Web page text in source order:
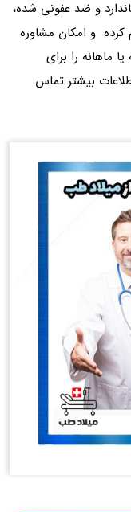
و ضد عفونی شده،
کرده و امکان مشاوره
ماهانه را برای
بیشتر تماس